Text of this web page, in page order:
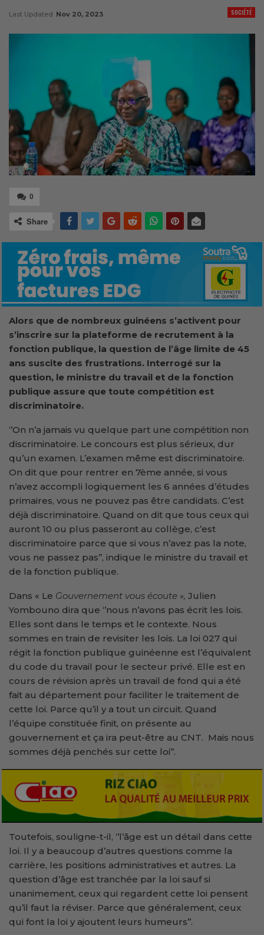
SOCIÉTÉ
Last Updated Nov 20, 2023
0
Share
Alors que de nombreux guinéens s’activent pour
s’inscrire sur la plateforme de recrutement à la
fonction publique, la question de l’âge limite de 45
ans suscite des frustrations. Interrogé sur la
question, le ministre du travail et de la fonction
publique assure que toute compétition est
discriminatoire.
‘’On n’a jamais vu quelque part une compétition non
discriminatoire. Le concours est plus sérieux, dur
qu’un examen. L’examen même est discriminatoire.
On dit que pour rentrer en 7ème année, si vous
n’avez accompli logiquement les 6 années d’études
primaires, vous ne pouvez pas être candidats. C’est
déjà discriminatoire. Quand on dit que tous ceux qui
auront 10 ou plus passeront au collège, c’est
discriminatoire parce que si vous n’avez pas la note,
vous ne passez pas’’, indique le ministre du travail et
de la fonction publique.
Dans « Le Gouvernement vous écoute », Julien
Yombouno dira que ‘’nous n’avons pas écrit les lois.
Elles sont dans le temps et le contexte. Nous
sommes en train de revisiter les lois. La loi 027 qui
régit la fonction publique guinéenne est l’équivalent
du code du travail pour le secteur privé. Elle est en
cours de révision après un travail de fond qui a été
fait au département pour faciliter le traitement de
cette loi. Parce qu’il y a tout un circuit. Quand
l’équipe constituée finit, on présente au
gouvernement et ça ira peut-être au CNT. Mais nous
sommes déjà penchés sur cette loi’’.
Toutefois, souligne-t-il, ‘’l’âge est un détail dans cette
loi. Il y a beaucoup d’autres questions comme la
carrière, les positions administratives et autres. La
question d’âge est tranchée par la loi sauf si
unanimement, ceux qui regardent cette loi pensent
qu’il faut la réviser. Parce que généralement, ceux
qui font la loi y ajoutent leurs humeurs’’.